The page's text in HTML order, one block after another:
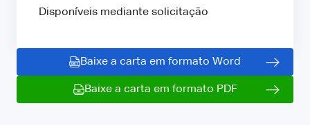
Disponíveis mediante solicitação
Baixe a carta em formato Word
Baixe a carta em formato PDF